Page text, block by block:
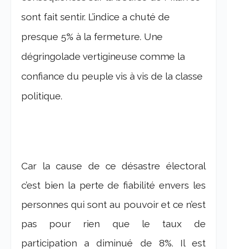
sont fait sentir. L’indice a chuté de
presque 5% à la fermeture. Une
dégringolade vertigineuse comme la
confiance du peuple vis à vis de la classe
politique.
Car la cause de ce désastre électoral
c’est bien la perte de fiabilité envers les
personnes qui sont au pouvoir et ce n’est
pas pour rien que le taux de
participation a diminué de 8%. Il est